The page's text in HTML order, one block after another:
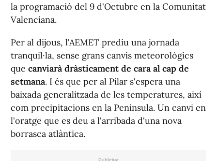
la programació del 9 d'Octubre en la Comunitat
Valenciana.
Per al dijous, l'AEMET prediu una jornada
tranquil·la, sense grans canvis meteorològics
que canviarà dràsticament de cara al cap de
setmana. I és que per al Pilar s'espera una
baixada generalitzada de les temperatures, així
com precipitacions en la Península. Un canvi en
l'oratge que es deu a l'arribada d'una nova
borrasca atlàntica.